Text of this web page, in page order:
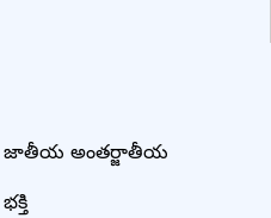
జాతీయ అంతర్జాతీయ
భక్తి